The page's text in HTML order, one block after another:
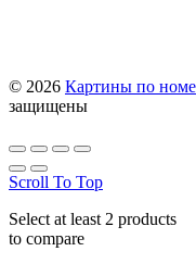
© 2026 Картины по
защищены
Scroll To Top
Select at least 2 products
to compare